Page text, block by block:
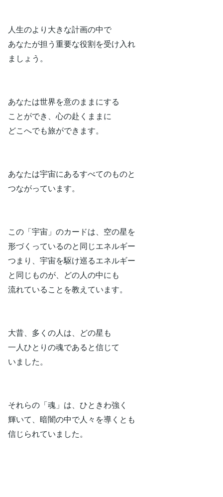
人生のより大きな計画の中で
あなたが担う重要な役割を受け入れ
ましょう。
あなたは世界を意のままにする
ことができ、心の赴くままに
どこへでも旅ができます。
あなたは宇宙にあるすべてのものと
つながっています。
この「宇宙」のカードは、空の星を
形づくっているのと同じエネルギー
つまり、宇宙を駆け巡るエネルギー
と同じものが、どの人の中にも
流れていることを教えています。
大昔、多くの人は、どの星も
一人ひとりの魂であると信じて
いました。
それらの「魂」は、ひときわ強く
輝いて、暗闇の中で人々を導くとも
信じられていました。